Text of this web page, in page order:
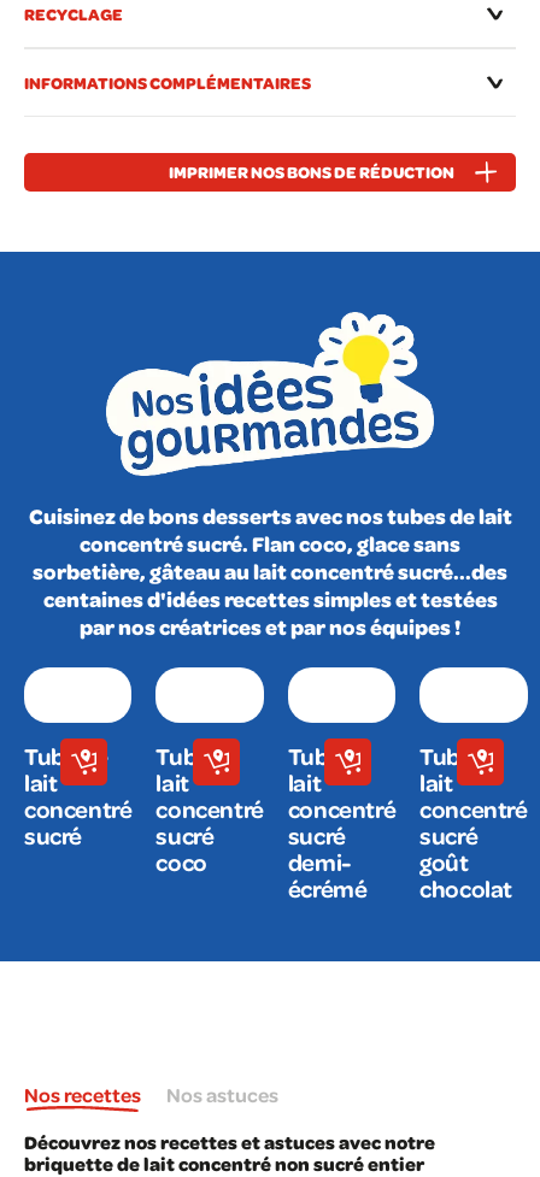
RECYCLAGE
INFORMATIONS COMPLÉMENTAIRES
IMPRIMER NOS BONS DE RÉDUCTION
Cuisinez de bons desserts avec nos tubes de lait
concentré sucré. Flan coco, glace sans
sorbetière, gâteau au lait concentré sucré...des
centaines d'idées recettes simples et testées
par nos créatrices et par nos équipes !
Tube de
lait
concentré
sucré
Tube de
lait
concentré
sucré
coco
Tube de
lait
concentré
sucré
demi-
écrémé
Tube de
lait
concentré
sucré
goût
chocolat
Nos recettes
Nos astuces
Découvrez nos recettes et astuces avec notre
briquette de lait concentré non sucré entier